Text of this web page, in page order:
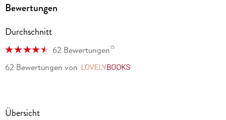
Vorbereitung.
Bewertungen
Durchschnitt
62 Bewertungen15
62 Bewertungen von
Übersicht